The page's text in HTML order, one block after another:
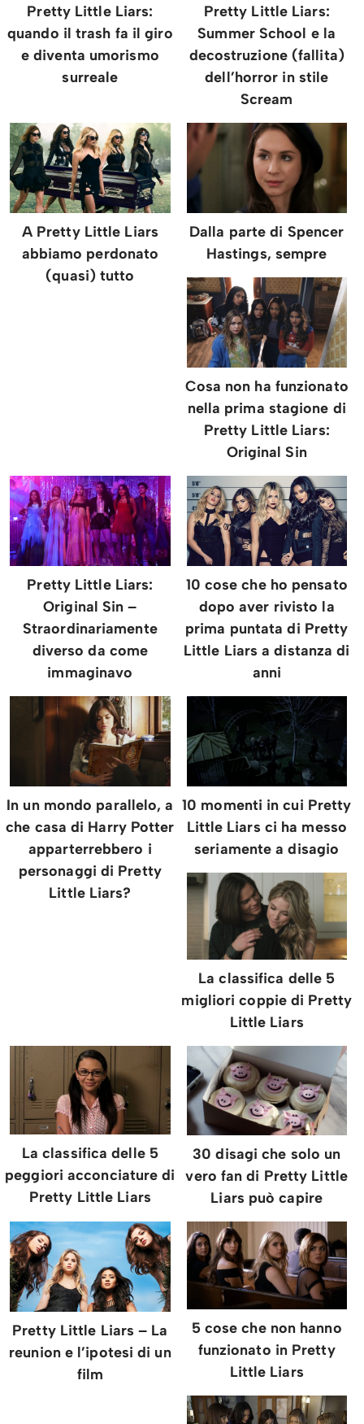
Pretty Little Liars:
quando il trash fa il giro
e diventa umorismo
surreale
Pretty Little Liars:
Summer School e la
decostruzione (fallita)
dell’horror in stile
Scream
A Pretty Little Liars
abbiamo perdonato
(quasi) tutto
Dalla parte di Spencer
Hastings, sempre
Cosa non ha funzionato
nella prima stagione di
Pretty Little Liars:
Original Sin
Pretty Little Liars:
Original Sin –
Straordinariamente
diverso da come
immaginavo
10 cose che ho pensato
dopo aver rivisto la
prima puntata di Pretty
Little Liars a distanza di
anni
In un mondo parallelo, a
che casa di Harry Potter
apparterrebbero i
personaggi di Pretty
Little Liars?
10 momenti in cui Pretty
Little Liars ci ha messo
seriamente a disagio
La classifica delle 5
migliori coppie di Pretty
Little Liars
La classifica delle 5
peggiori acconciature di
Pretty Little Liars
30 disagi che solo un
vero fan di Pretty Little
Liars può capire
Pretty Little Liars – La
reunion e l’ipotesi di un
film
5 cose che non hanno
funzionato in Pretty
Little Liars